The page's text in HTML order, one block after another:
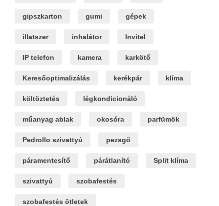
gipszkarton gumi gépek
illatszer inhalátor Invitel
IP telefon kamera karkötő
Keresőoptimalizálás kerékpár klíma
költöztetés légkondicionáló
műanyag ablak okosóra parfümök
Pedrollo szivattyú pezsgő
páramentesítő párátlanító Split klíma
szivattyú szobafestés
szobafestés ötletek